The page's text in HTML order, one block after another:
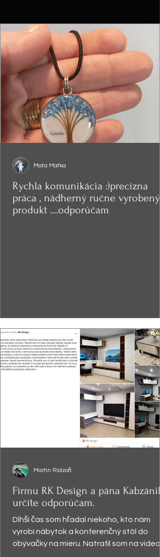
Rychla komunikácia :)precízna
práca , nádherný ručne vyrobený
produkt ....odporúčam
Mata Matka
Firmu RK Design a pána
určite odporúčam.
Dlhší čas som hľadal niekoho, kto nám
vyrobí nábytok a konferenčný stôl do
obývačky na mieru. Natrafil som na video,
Martin Ridzoň